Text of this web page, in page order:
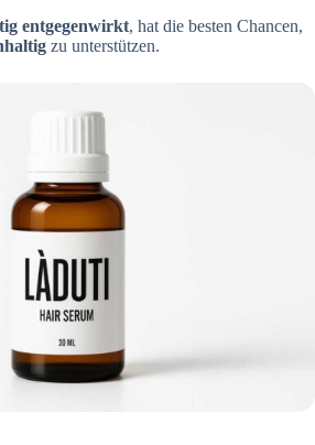
entgegenwirkt, hat die besten Chancen,
zu unterstützen.